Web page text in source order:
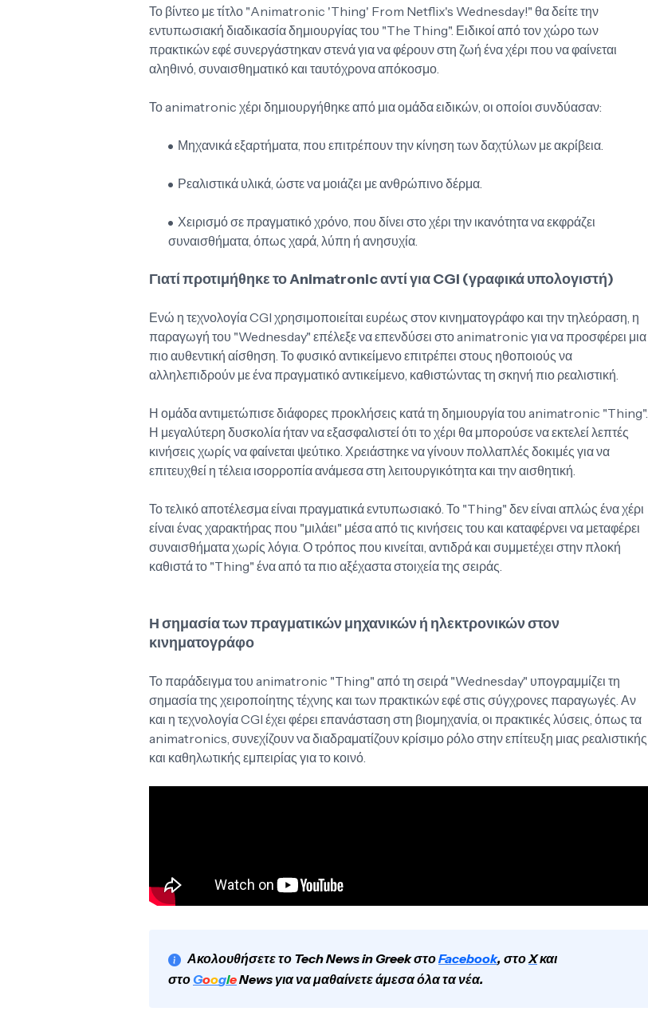
Το βίντεο με τίτλο "Animatronic 'Thing' From Netflix's Wednesday!" θα δείτε την
εντυπωσιακή διαδικασία δημιουργίας του "The Thing". Ειδικοί από τον χώρο των
πρακτικών εφέ συνεργάστηκαν στενά για να φέρουν στη ζωή ένα χέρι που να φαίνεται
αληθινό, συναισθηματικό και ταυτόχρονα απόκοσμο.
Το animatronic χέρι δημιουργήθηκε από μια ομάδα ειδικών, οι οποίοι συνδύασαν:
Μηχανικά εξαρτήματα, που επιτρέπουν την κίνηση των δαχτύλων με ακρίβεια.
Ρεαλιστικά υλικά, ώστε να μοιάζει με ανθρώπινο δέρμα.
Χειρισμό σε πραγματικό χρόνο, που δίνει στο χέρι την ικανότητα να εκφράζει
συναισθήματα, όπως χαρά, λύπη ή ανησυχία.
Γιατί προτιμήθηκε το Animatronic αντί για CGI (γραφικά υπολογιστή)
Ενώ η τεχνολογία CGI χρησιμοποιείται ευρέως στον κινηματογράφο και την τηλεόραση, η
παραγωγή του "Wednesday" επέλεξε να επενδύσει στο animatronic για να προσφέρει μια
πιο αυθεντική αίσθηση. Το φυσικό αντικείμενο επιτρέπει στους ηθοποιούς να
αλληλεπιδρούν με ένα πραγματικό αντικείμενο, καθιστώντας τη σκηνή πιο ρεαλιστική.
Η ομάδα αντιμετώπισε διάφορες προκλήσεις κατά τη δημιουργία του animatronic "Thing".
Η μεγαλύτερη δυσκολία ήταν να εξασφαλιστεί ότι το χέρι θα μπορούσε να εκτελεί λεπτές
κινήσεις χωρίς να φαίνεται ψεύτικο. Χρειάστηκε να γίνουν πολλαπλές δοκιμές για να
επιτευχθεί η τέλεια ισορροπία ανάμεσα στη λειτουργικότητα και την αισθητική.
Το τελικό αποτέλεσμα είναι πραγματικά εντυπωσιακό. Το "Thing" δεν είναι απλώς ένα χέρι
είναι ένας χαρακτήρας που "μιλάει" μέσα από τις κινήσεις του και καταφέρνει να μεταφέρει
συναισθήματα χωρίς λόγια. Ο τρόπος που κινείται, αντιδρά και συμμετέχει στην πλοκή
καθιστά το "Thing" ένα από τα πιο αξέχαστα στοιχεία της σειράς.
Η σημασία των πραγματικών μηχανικών ή ηλεκτρονικών στον
κινηματογράφο
Το παράδειγμα του animatronic "Thing" από τη σειρά "Wednesday" υπογραμμίζει τη
σημασία της χειροποίητης τέχνης και των πρακτικών εφέ στις σύγχρονες παραγωγές. Αν
και η τεχνολογία CGI έχει φέρει επανάσταση στη βιομηχανία, οι πρακτικές λύσεις, όπως τα
animatronics, συνεχίζουν να διαδραματίζουν κρίσιμο ρόλο στην επίτευξη μιας ρεαλιστικής
και καθηλωτικής εμπειρίας για το κοινό.
Ακολουθήσετε το Tech News in Greek στοFacebook, στοXκαι
στο GoogleNews για να μαθαίνετε άμεσα όλα τα νέα.